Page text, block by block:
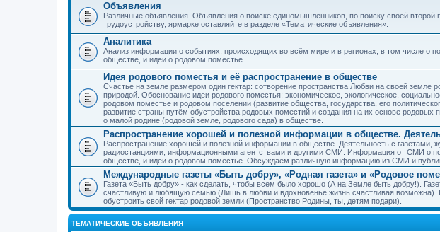
Объявления
Различные объявления. Объявления о поиске единомышленников, по поиску своей второй
трудоустройству, ярмарке оставляйте в разделе «Тематические объявления».
Аналитика
Анализ информации о событиях, происходящих во всём мире и в регионах, в том числе о
обществе, и идеи о родовом поместье.
Идея родового поместья и её распространение в обществе
Счастье на земле размером один гектар: сотворение пространства Любви на своей земле
природой. Обоснование идеи родового поместья: экономическое, экологическое,
родовом поместье и родовом поселении (развитие общества, государства, его
развитие страны путём обустройства родовых поместий и создания на их основе родовых
о малой родине (родовой земле, родового сада) в обществе.
Распространение хорошей и полезной информации в обществе.
Распространение хорошей и полезной информации в обществе. Деятельность с газетами,
радиостанциями, информационными агентствами и другими СМИ. Информация от СМИ о
обществе, и идеи о родовом поместье. Обсуждаем различную информацию из СМИ и
Международные газеты «Быть добру», «Родная газета» и «Родовое
Газета «Быть добру» - как сделать, чтобы всем было хорошо (А на Земле быть добру!).
счастливую и любящую семью (Лишь в любви и вдохновенье жизнь счастливая возможна).
обустроить свой гектар родовой земли (Пространство Родины, ты, детям подари).
ТЕМАТИЧЕСКИЕ ОБЪЯВЛЕНИЯ